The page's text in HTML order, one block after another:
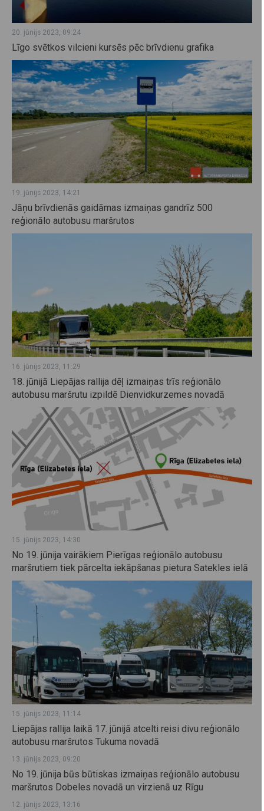
20. jūnijs 2023, 09:24
Līgo svētkos vilcieni kursēs pēc brīvdienu grafika
19. jūnijs 2023, 14:21
Jāņu brīvdienās gaidāmas izmaiņas gandrīz 500
reģionālo autobusu maršrutos
16. jūnijs 2023, 11:29
18. jūnijā Liepājas rallija dēļ izmaiņas trīs reģionālo
autobusu maršrutu izpildē Dienvidkurzemes novadā
15. jūnijs 2023, 14:30
No 19. jūnija vairākiem Pierīgas reģionālo autobusu
maršrutiem tiek pārcelta iekāpšanas pietura Satekles ielā
15. jūnijs 2023, 11:14
Liepājas rallija laikā 17. jūnijā atcelti reisi divu reģionālo
autobusu maršrutos Tukuma novadā
13. jūnijs 2023, 09:20
No 19. jūnija būs būtiskas izmaiņas reģionālo autobusu
maršrutos Dobeles novadā un virzienā uz Rīgu
12. jūnijs 2023, 13:16